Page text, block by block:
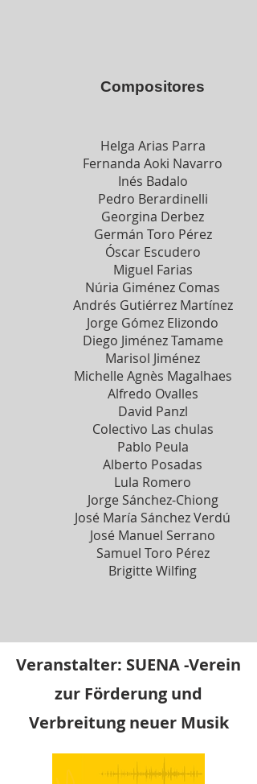
Compositores
Helga Arias Parra
Fernanda Aoki Navarro
Inés Badalo
Pedro Berardinelli
Georgina Derbez
Germán Toro Pérez
Óscar Escudero
Miguel Farias
Núria Giménez Comas
Andrés Gutiérrez Martínez
Jorge Gómez Elizondo
Diego Jiménez Tamame
Marisol Jiménez
Michelle Agnès Magalhaes
Alfredo Ovalles
David Panzl
Colectivo Las chulas
Pablo Peula
Alberto Posadas
Lula Romero
Jorge Sánchez-Chiong
José María Sánchez Verdú
José Manuel Serrano
Samuel Toro Pérez
Brigitte Wilfing
Veranstalter: SUENA -Verein
zur Förderung und
Verbreitung neuer Musik